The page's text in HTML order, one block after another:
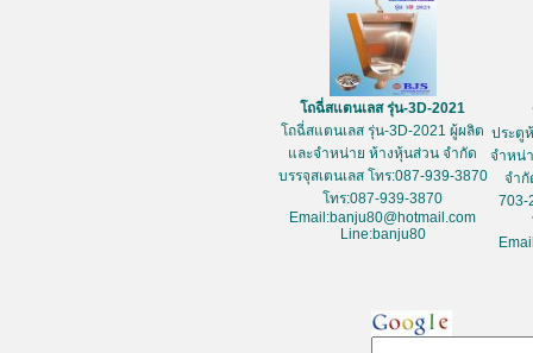
โถฉี่สแตนเลส รุ่น-3D-2021
โถฉี่สแตนเลส รุ่น-3D-2021 ผู้ผลิต
และจำหน่าย ห้างหุ้นส่วน จำกัด
บรรจุสเตนเลส โทร:087-939-3870
โทร:087-939-3870
Email:banju80@hotmail.com
Line:banju80
ประตู
จำหน่
จำกั
703-